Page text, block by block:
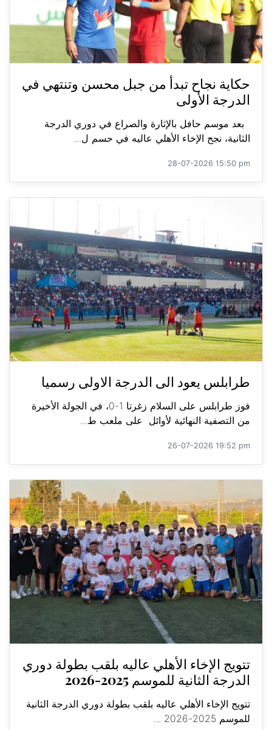
حكاية نجاح تبدأ من جبل محسن وتنتهي في
الدرجة الأولى
بعد موسم حافل بالإثارة والصراع في دوري الدرجة
الثانية، نجح الإخاء الأهلي عاليه في حسم ل...
28-07-2026 15:50 pm
طرابلس يعود الى الدرجة الاولى رسميا
فوز طرابلس على السلام زغرتا 1-0، في الجولة الأخيرة
من التصفية النهائية لأوائل على ملعب ط...
26-07-2026 19:52 pm
تتويج الإخاء الأهلي عاليه بلقب بطولة دوري
الدرجة الثانية للموسم 2025-2026
تتويج الإخاء الأهلي عاليه بلقب بطولة دوري الدرجة الثانية
للموسم 2025-2026 ...